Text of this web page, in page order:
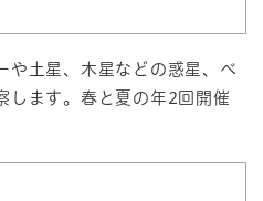
や土星、木星などの惑星、ベ
します。春と夏の年2回開催